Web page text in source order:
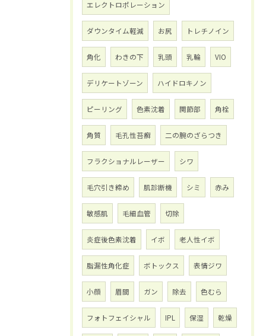
エレクトロポレーション
ダウンタイム軽減 お尻 トレチノイン
角化 わきの下 乳頭 乳輪 VIO
デリケートゾーン ハイドロキノン
ピーリング 色素沈着 関節部 角栓
角質 毛孔性苔癬 二の腕のざらつき
フラクショナルレーザー シワ
毛穴引き締め 肌診断機 シミ 赤み
敏感肌 毛細血管 切除
炎症後色素沈着 イボ 老人性イボ
脂漏性角化症 ボトックス 表情ジワ
小顔 眉間 ガン 除去 色むら
フォトフェイシャル IPL 保湿 乾燥